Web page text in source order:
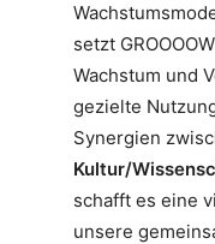
setzt
Wachstum und
gezielte
Synergien
Kultur/
schafft es eine
unsere